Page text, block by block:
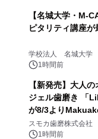
【名城大学・M-
ピタリティ講座
学校法人 名城大学
1時間前
【新発売】大人
ジェル歯磨き 「
が8/3より
始！
スモカ歯磨株式会社
1時間前